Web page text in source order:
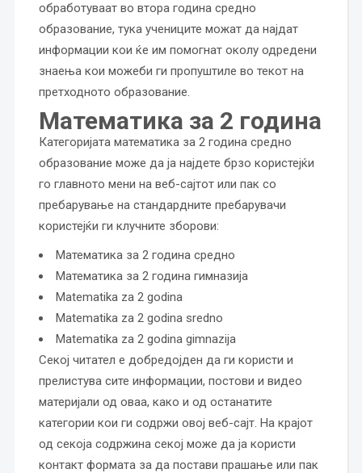
обработуваат во втора година средно
образование, тука учениците можат да најдат
информации кои ќе им помогнат околу одредени
знаења кои можеби ги пропуштиле во текот на
претходното образование.
Математика за 2 година
Категоријата математика за 2 година средно
образование може да ја најдете брзо користејќи
го главното мени на веб-сајтот или пак со
пребарување на стандардните пребарувачи
користејќи ги клучните зборови:
Математика за 2 година средно
Математика за 2 година гимназија
Matematika za 2 godina
Matematika za 2 godina sredno
Matematika za 2 godina gimnazija
Секој читател е добредојден да ги користи и
прелистува сите информации, постови и видео
материјали од оваа, како и од останатите
категории кои ги содржи овој веб-сајт. На крајот
од секоја содржина секој може да ја користи
контакт формата за да постави прашање или пак